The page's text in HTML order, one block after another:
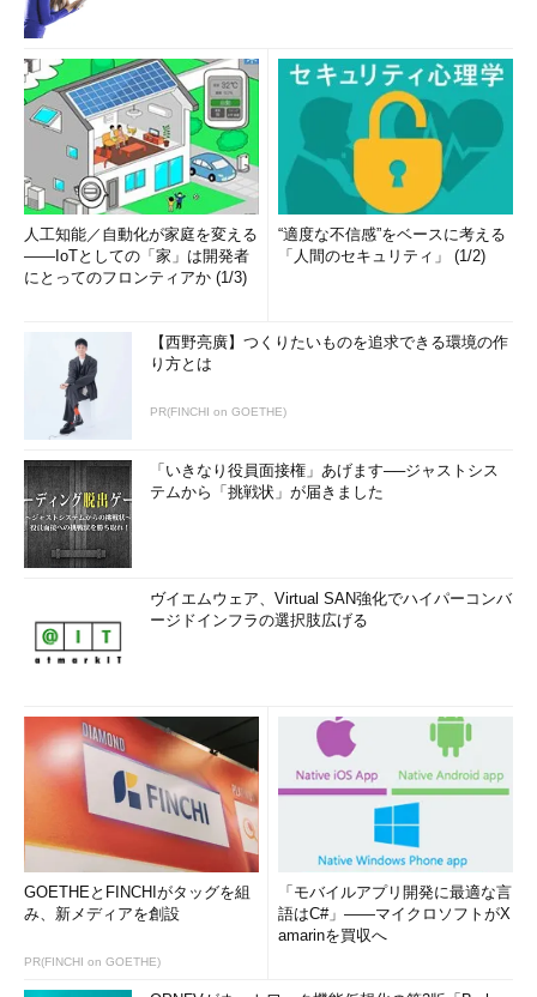
人工知能／自動化が家庭を変える
――IoTとしての「家」は開発者
にとってのフロンティアか (1/3)
“適度な不信感”をベースに考える
「人間のセキュリティ」 (1/2)
【西野亮廣】つくりたいものを追求できる環境の作
り方とは
PR(FINCHI on GOETHE)
「いきなり役員面接権」あげます──ジャストシス
テムから「挑戦状」が届きました
ヴイエムウェア、Virtual SAN強化でハイパーコンバ
ージドインフラの選択肢広げる
GOETHEとFINCHIがタッグを組
み、新メディアを創設
PR(FINCHI on GOETHE)
「モバイルアプリ開発に最適な言
語はC#」――マイクロソフトがX
amarinを買収へ